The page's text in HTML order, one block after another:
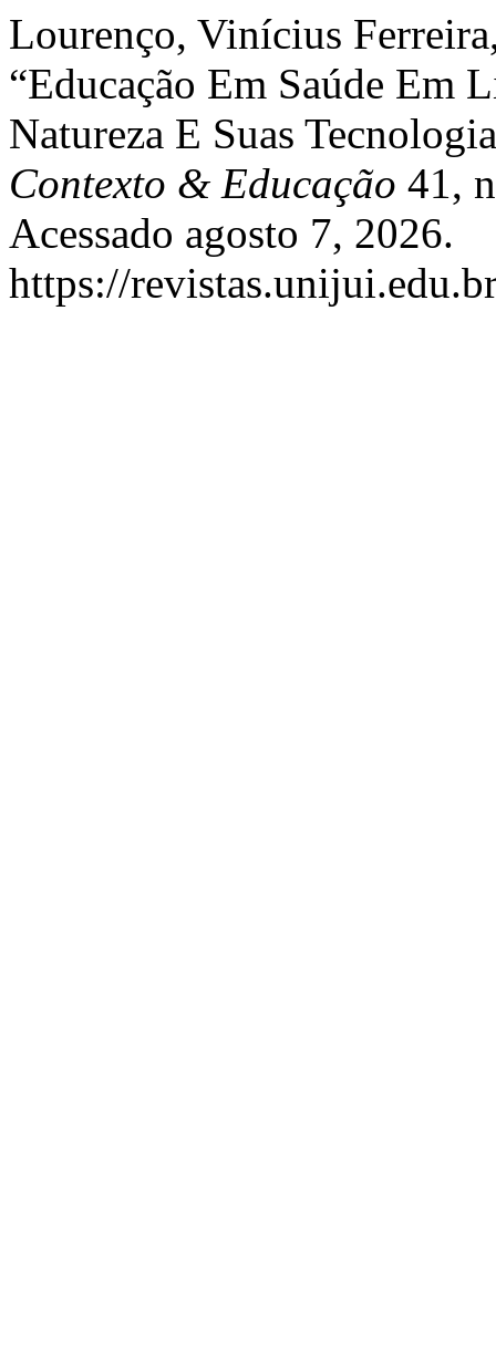
Lourenço, Vinícius
“Educação Em Saúde Em
Natureza E Suas
Contexto & Educação 41,
Acessado agosto 7, 2026.
https://